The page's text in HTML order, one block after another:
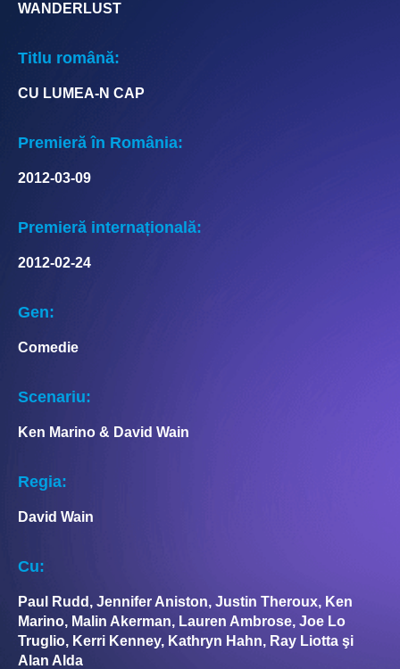
WANDERLUST
Titlu română:
CU LUMEA-N CAP
Premieră în România:
2012-03-09
Premieră internațională:
2012-02-24
Gen:
Comedie
Scenariu:
Ken Marino & David Wain
Regia:
David Wain
Cu:
Paul Rudd, Jennifer Aniston, Justin Theroux, Ken
Marino, Malin Akerman, Lauren Ambrose, Joe Lo
Truglio, Kerri Kenney, Kathryn Hahn, Ray Liotta şi
Alan Alda